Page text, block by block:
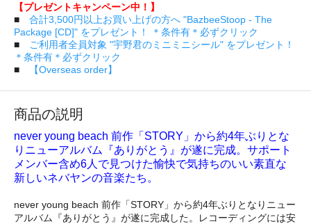
【プレゼントキャンペーン中！】
■ 合計3,500円以上お買い上げの方へ "BazbeeStoop - The
Package [CD]" をプレゼント！ ＊条件有＊必ずクリック
■
ご利用者全員対象 "宇野君のミニミニシール" をプレゼント！
＊条件有＊必ずクリック
■
【Overseas order】
商品の説明
never young beach 前作「STORY」から約4年ぶりとな
りニューアルバム『ありがとう』が遂に完成。サポート
メンバー含め6人で見つけた愉快で気持ちのいい素直な
新しいネバヤンの音楽たち。
never young beach 前作「STORY」から約4年ぶりとなりニュー
アルバム『ありがとう』が遂に完成した。レコーディングには安